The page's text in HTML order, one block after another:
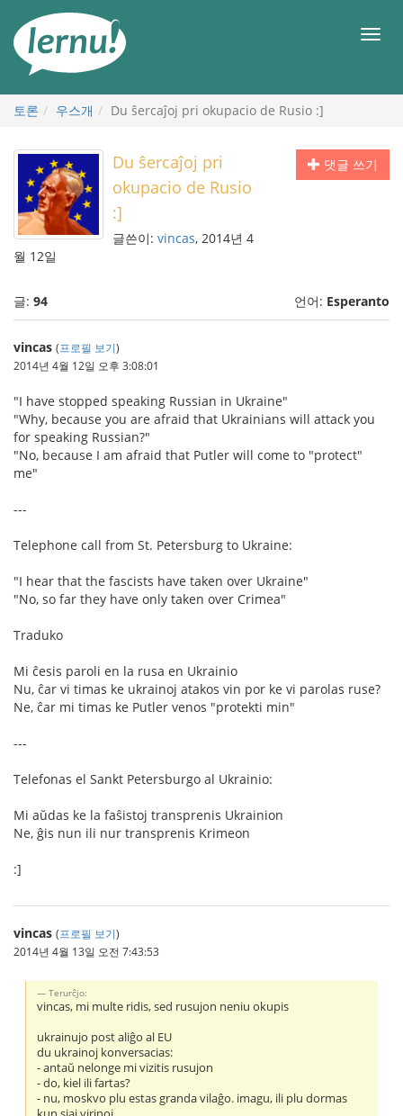
메
토론 우스개 Du ŝercaĵoj pri okupacio de Rusio :]
댓글 쓰기
Du ŝercaĵoj pri
okupacio de Rusio
:]
글쓴이: vincas, 2014년 4
월 12일
글: 94 언어: Esperanto
vincas (프로필 보기)
2014년 4월 12일 오후 3:08:01
"I have stopped speaking Russian in Ukraine"
"Why, because you are afraid that Ukrainians will attack you
for speaking Russian?"
"No, because I am afraid that Putler will come to "protect"
me"
---
Telephone call from St. Petersburg to Ukraine:
"I hear that the fascists have taken over Ukraine"
"No, so far they have only taken over Crimea"
Traduko
Mi ĉesis paroli en la rusa en Ukrainio
Nu, ĉar vi timas ke ukrainoj atakos vin por ke vi parolas ruse?
Ne, ĉar mi timas ke Putler venos "protekti min"
---
Telefonas el Sankt Petersburgo al Ukrainio:
Mi aŭdas ke la faŝistoj transprenis Ukrainion
Ne, ĝis nun ili nur transprenis Krimeon
:]
vincas (프로필 보기)
2014년 4월 13일 오전 7:43:53
Terurĉjo:
vincas, mi multe ridis, sed rusujon neniu okupis
ukrainujo post aliĝo al EU
du ukrainoj konversacias:
- antaŭ nelonge mi vizitis rusujon
- do, kiel ili fartas?
- nu, moskvo plu estas granda vilaĝo. imagu, ili plu dormas